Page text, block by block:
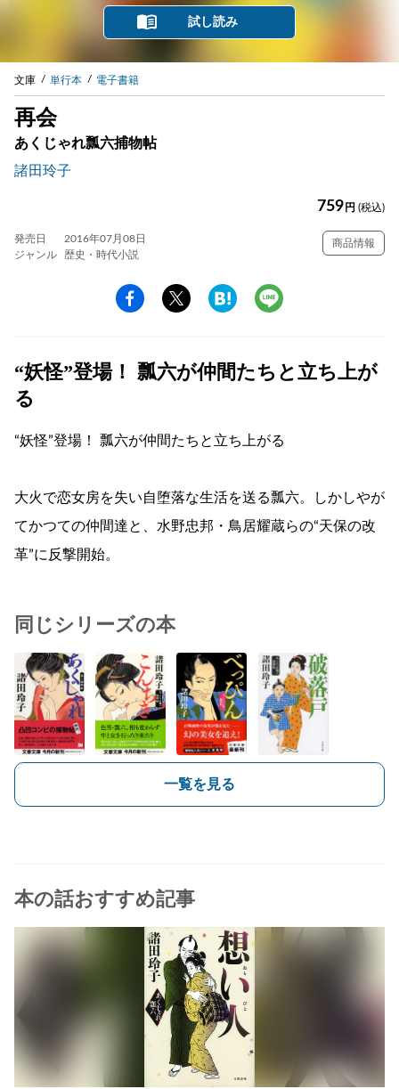
試し読み
文庫 単行本 電子書籍
再会
あくじゃれ瓢六捕物帖
諸田玲子
759 円 (税込)
発売日
2016年07月08日
ジャンル
歴史・時代小説
商品情報
“妖怪”登場！ 瓢六が仲間たちと立ち上が
る
“妖怪”登場！ 瓢六が仲間たちと立ち上がる
大火で恋女房を失い自堕落な生活を送る瓢六。しかしやが
てかつての仲間達と、水野忠邦・鳥居耀蔵らの“天保の改
革”に反撃開始。
同じシリーズの本
一覧を見る
本の話おすすめ記事